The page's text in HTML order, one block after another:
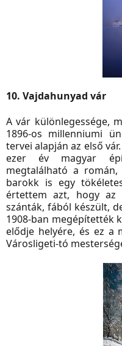
10. Vajdahunyad vár
A vár különlegessége,
1896-os millenniumi
tervei alapján az első
ezer év magyar
megtalálható a
barokk is egy
értettem azt, hogy az
szánták, fából készült,
1908-ban megépítették
elődje helyére, és ez a
Városligeti-tó